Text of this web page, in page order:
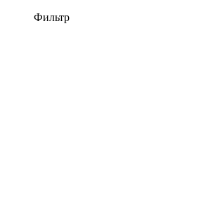
Фильтр